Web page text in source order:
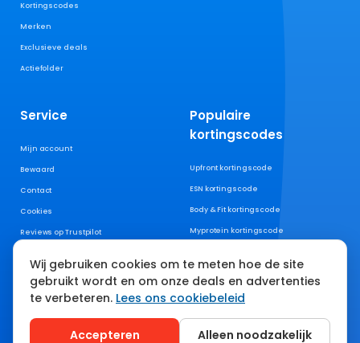
Kortingscodes
Merken
Exclusieve deals
Actiefolder
Service
Mijn account
Bewaard
Contact
Cookies
Reviews op Trustpilot
Populaire
kortingscodes
Upfront kortingscode
ESN kortingscode
Body & Fit kortingscode
Myprotein kortingscode
YoungLA kortingscode
Wij gebruiken cookies om te meten hoe de site
gebruikt wordt en om onze deals en advertenties
te verbeteren. Lees ons cookiebeleid
Accepteren Alleen noodzakelijk